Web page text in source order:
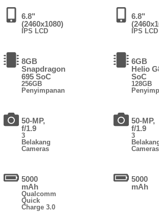
6.8"
(2460x1080)
IPS LCD
8GB
Snapdragon
695 SoC
256GB
Penyimpanan
50-MP,
f/1.9
3
Belakang
Cameras
5000
mAh
Qualcomm
Quick
Charge 3.0
6.8"
IPS LCD
6GB
Helio
SoC
128GB
50-MP,
f/1.9
3
Cameras
5000
mAh